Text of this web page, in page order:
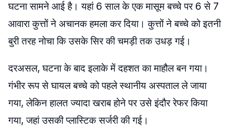
घटना सामने आई है। यहां 6 साल के एक मासूम बच्चे पर 6 से 7
आवारा कुत्तों ने अचानक हमला कर दिया। कुत्तों ने बच्चे को इतनी
बुरी तरह नोचा कि उसके सिर की चमड़ी तक उधड़ गई।
दरअसल, घटना के बाद इलाके में दहशत का माहौल बन गया।
गंभीर रूप से घायल बच्चे को पहले स्थानीय अस्पताल ले जाया
गया, लेकिन हालत ज्यादा खराब होने पर उसे इंदौर रेफर किया
गया, जहां उसकी प्लास्टिक सर्जरी की गई।